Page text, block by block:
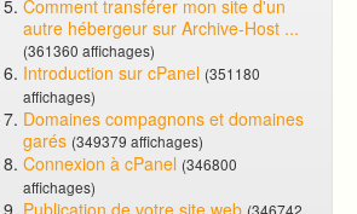
Comment transférer mon site d'un
autre hébergeur sur Archive-Host ...
(361360 affichages)
Introduction sur cPanel (351180
affichages)
Domaines compagnons et domaines
garés (349379 affichages)
Connexion à cPanel (346800
affichages)
Publication de votre site web (346742